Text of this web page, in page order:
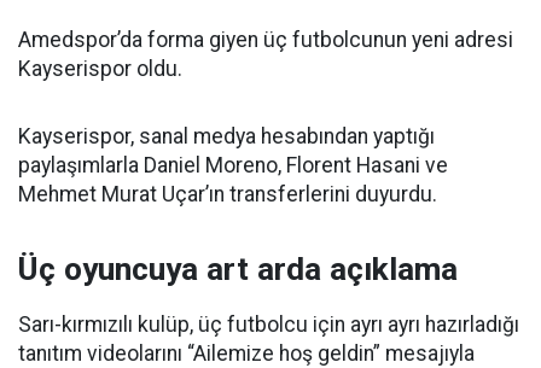
Amedspor’da forma giyen üç futbolcunun yeni adresi
Kayserispor oldu.
Kayserispor, sanal medya hesabından yaptığı
paylaşımlarla Daniel Moreno, Florent Hasani ve
Mehmet Murat Uçar’ın transferlerini duyurdu.
Üç oyuncuya art arda açıklama
Sarı-kırmızılı kulüp, üç futbolcu için ayrı ayrı hazırladığı
tanıtım videolarını “Ailemize hoş geldin” mesajıyla